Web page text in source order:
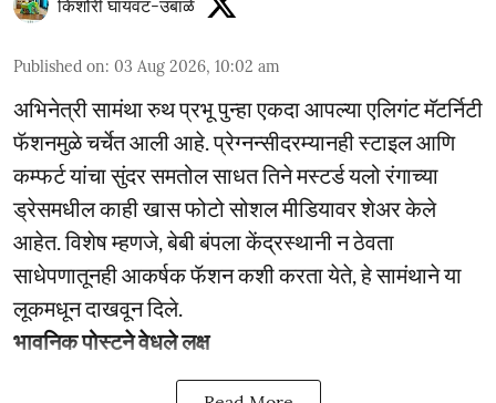
किशोरी घायवट-उबाळे
Published on: 03 Aug 2026, 10:02 am
अभिनेत्री सामंथा रुथ प्रभू पुन्हा एकदा आपल्या एलिगंट मॅटर्निटी
फॅशनमुळे चर्चेत आली आहे. प्रेग्नन्सीदरम्यानही स्टाइल आणि
कम्फर्ट यांचा सुंदर समतोल साधत तिने मस्टर्ड यलो रंगाच्या
ड्रेसमधील काही खास फोटो सोशल मीडियावर शेअर केले
आहेत. विशेष म्हणजे, बेबी बंपला केंद्रस्थानी न ठेवता
साधेपणातूनही आकर्षक फॅशन कशी करता येते, हे सामंथाने या
लूकमधून दाखवून दिले.
भावनिक पोस्टने वेधले लक्ष